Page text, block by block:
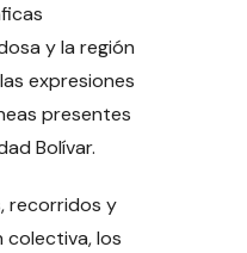
y la región
expresiones
presentes
Bolívar.
recorridos y
colectiva, los